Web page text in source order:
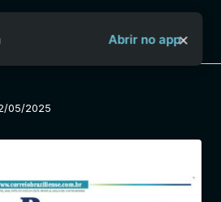
Sobre o Aya Bancah
Abrir no app×
05/2025